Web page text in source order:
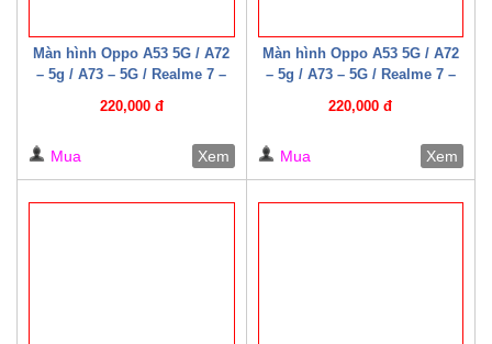
Màn hình Oppo A53 5G / A72
– 5g / A73 – 5G / Realme 7 –
Realme Q2 ( Cáp W HD+ )
220,000 đ
Mua Xem
Màn hình Oppo A53 5G / A72
– 5g / A73 – 5G / Realme 7 –
Realme Q2 ( Cáp W HD+ )
220,000 đ
Mua Xem